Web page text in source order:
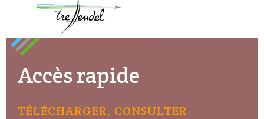
Accès rapide
TÉLÉCHARGER, CONSULTER